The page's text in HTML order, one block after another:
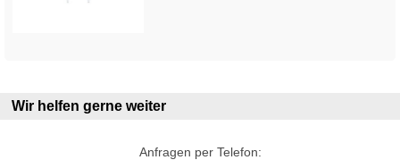
Wir helfen gerne weiter
Anfragen per Telefon: